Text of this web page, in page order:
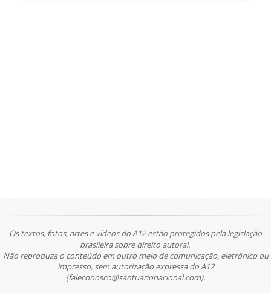
Os textos, fotos, artes e vídeos do A12 estão protegidos pela legislação
brasileira sobre direito autoral.
Não reproduza o conteúdo em outro meio de comunicação, eletrônico ou
impresso, sem autorização expressa do A12
(faleconosco@santuarionacional.com).